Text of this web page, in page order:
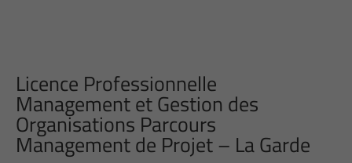
Licence Professionnelle
Management et Gestion des
Organisations Parcours
Management de Projet – La Garde